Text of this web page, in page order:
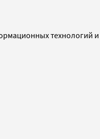
технологий